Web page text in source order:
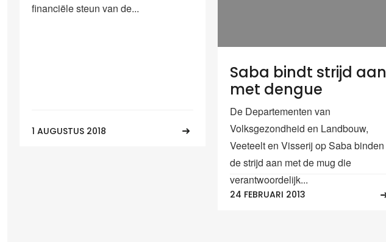
financiële steun van de...
1 AUGUSTUS 2018
Saba bindt strijd aan
met dengue
De Departementen van
Volksgezondheid en Landbouw,
Veeteelt en Visserij op Saba binden
de strijd aan met de mug die
verantwoordelijk...
24 FEBRUARI 2013